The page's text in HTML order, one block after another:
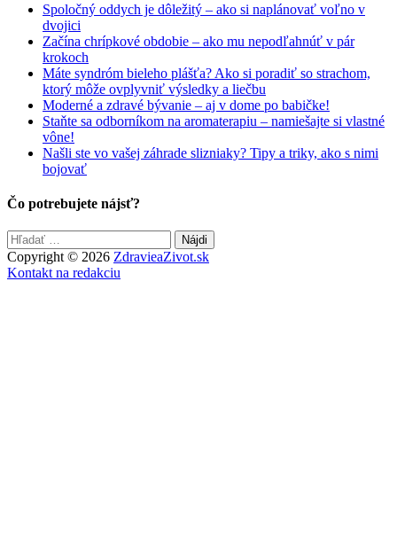
Spoločný oddych je dôležitý – ako si naplánovať voľno v
dvojici
Začína chrípkové obdobie – ako mu nepodľahnúť v pár
krokoch
Máte syndróm bieleho plášťa? Ako si poradiť so strachom,
ktorý môže ovplyvniť výsledky a liečbu
Moderné a zdravé bývanie – aj v dome po babičke!
Staňte sa odborníkom na aromaterapiu – namiešajte si vlastné
vône!
Našli ste vo vašej záhrade slizniaky? Tipy a triky, ako s nimi
bojovať
Čo potrebujete nájsť?
Hľadať:
Copyright © 2026 ZdravieaZivot.sk
Kontakt na redakciu